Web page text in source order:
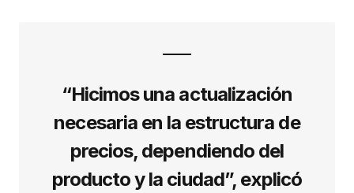
“Hicimos una actualización
necesaria en la estructura de
precios, dependiendo del
producto y la ciudad”, explicó